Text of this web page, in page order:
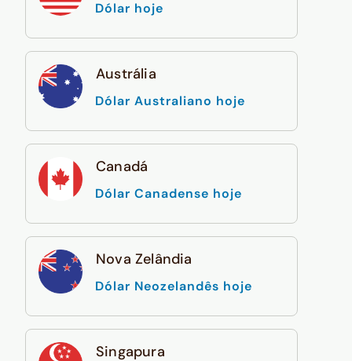
Dólar hoje
Austrália
Dólar Australiano hoje
Canadá
Dólar Canadense hoje
Nova Zelândia
Dólar Neozelandês hoje
Singapura